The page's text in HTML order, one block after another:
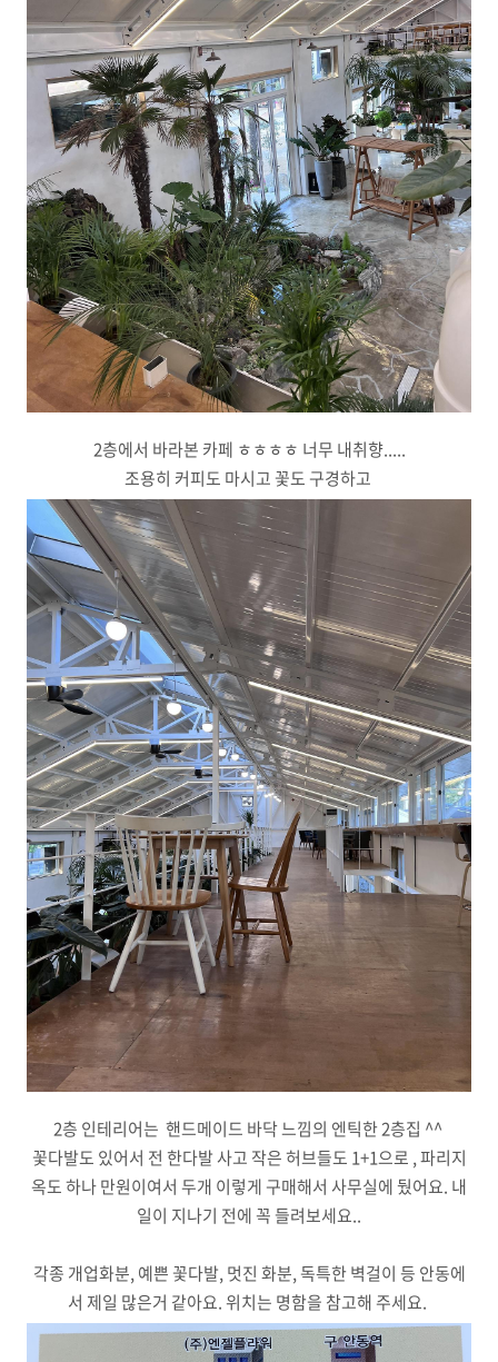
2층에서 바라본 카페 ㅎㅎㅎㅎ 너무 내취향.....
조용히 커피도 마시고 꽃도 구경하고
2층 인테리어는 핸드메이드 바닥 느낌의 엔틱한 2층집 ^^
꽃다발도 있어서 전 한다발 사고 작은 허브들도 1+1으로 , 파리지
옥도 하나 만원이여서 두개 이렇게 구매해서 사무실에 뒀어요. 내
일이 지나기 전에 꼭 들려보세요..
각종 개업화분, 예쁜 꽃다발, 멋진 화분, 독특한 벽걸이 등 안동에
서 제일 많은거 같아요. 위치는 명함을 참고해 주세요.